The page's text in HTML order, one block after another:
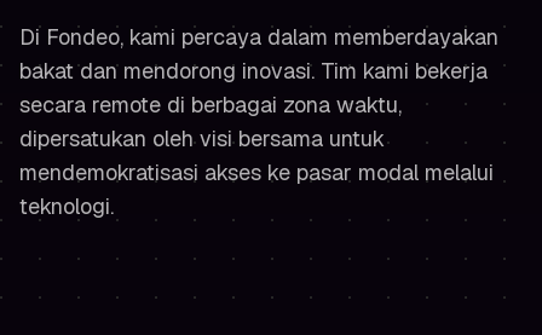
Di Fondeo, kami percaya dalam memberdayakan
bakat dan mendorong inovasi. Tim kami bekerja
secara remote di berbagai zona waktu,
dipersatukan oleh visi bersama untuk
mendemokratisasi akses ke pasar modal melalui
teknologi.